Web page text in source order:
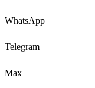
WhatsApp
Telegram
Max